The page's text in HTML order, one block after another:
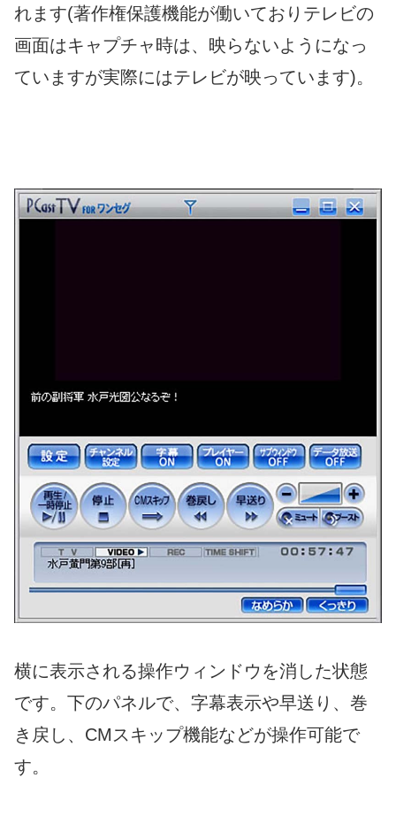
れます(著作権保護機能が働いておりテレビの
画面はキャプチャ時は、映らないようになっ
ていますが実際にはテレビが映っています)。
横に表示される操作ウィンドウを消した状態
です。下のパネルで、字幕表示や早送り、巻
き戻し、CMスキップ機能などが操作可能で
す。